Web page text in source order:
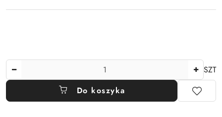
SZT
Do koszyka